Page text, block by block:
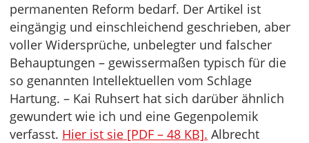
permanenten Reform bedarf. Der Artikel ist
eingängig und einschleichend geschrieben, aber
voller Widersprüche, unbelegter und falscher
Behauptungen – gewissermaßen typisch für die
so genannten Intellektuellen vom Schlage
Hartung. – Kai Ruhsert hat sich darüber ähnlich
gewundert wie ich und eine Gegenpolemik
verfasst. Hier ist sie [PDF – 48 KB]. Albrecht